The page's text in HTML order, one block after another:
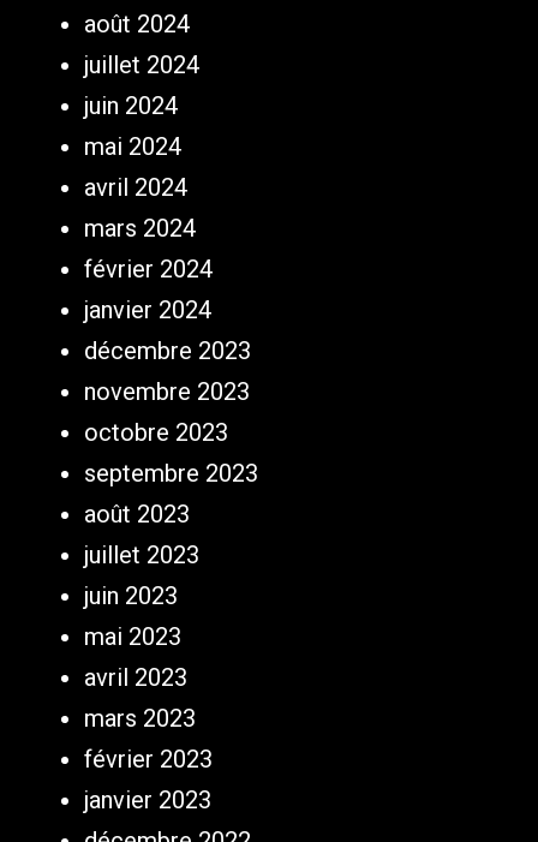
août 2024
juillet 2024
juin 2024
mai 2024
avril 2024
mars 2024
février 2024
janvier 2024
décembre 2023
novembre 2023
octobre 2023
septembre 2023
août 2023
juillet 2023
juin 2023
mai 2023
avril 2023
mars 2023
février 2023
janvier 2023